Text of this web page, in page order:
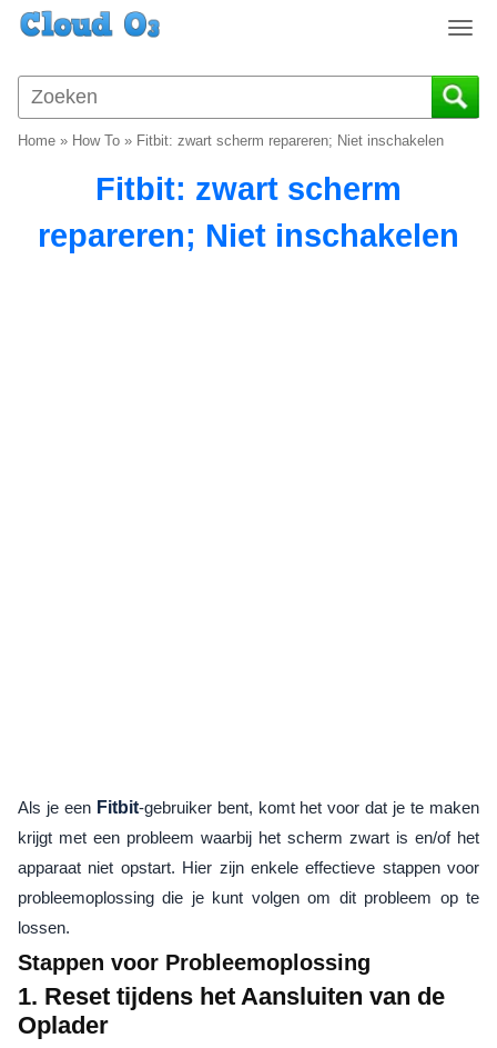
T
g
g
Home » How To » Fitbit: zwart scherm repareren; Niet inschakelen
Fitbit: zwart scherm
repareren; Niet inschakelen
Als je een Fitbit-gebruiker bent, komt het voor dat je te maken
krijgt met een probleem waarbij het scherm zwart is en/of het
apparaat niet opstart. Hier zijn enkele effectieve stappen voor
probleemoplossing die je kunt volgen om dit probleem op te
lossen.
Stappen voor Probleemoplossing
1. Reset tijdens het Aansluiten van de
Oplader